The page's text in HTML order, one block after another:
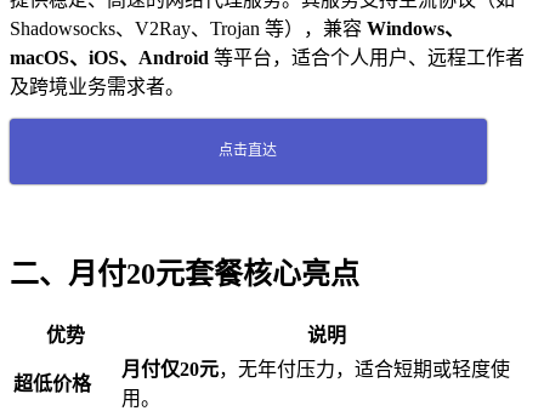
Shadowsocks、V2Ray、Trojan 等），兼容 Windows、
macOS、iOS、Android 等平台，适合个人用户、远程工作者
及跨境业务需求者。
点击直达
二、月付20元套餐核心亮点
优势 说明
超低价格
月付仅20元，无年付压力，适合短期或轻度使
用。